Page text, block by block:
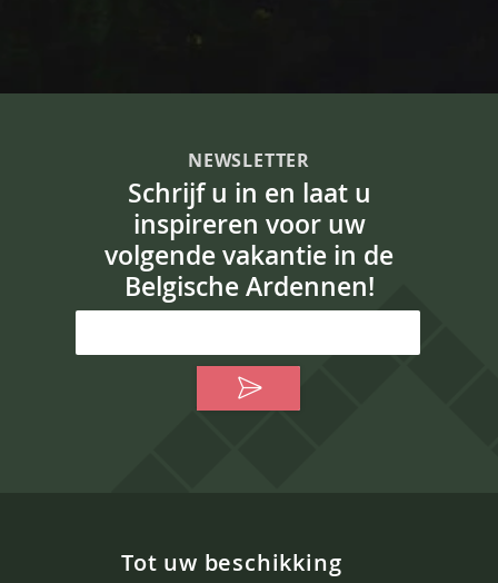
NEWSLETTER
Schrijf u in en laat u
inspireren voor uw
volgende vakantie in de
Belgische Ardennen!
Tot uw beschikking